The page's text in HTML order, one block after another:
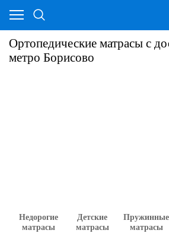
Ортопедические матрасы с
метро Борисово
Недорогие
матрасы
Детские
матрасы
Пружинные
матрасы